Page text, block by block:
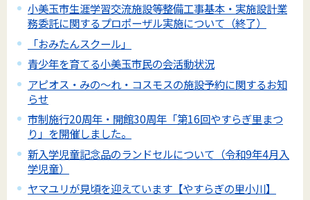
小美玉市生涯学習交流施設等整備工事基本・実施設計業
務委託に関するプロポーザル実施について（終了）
「おみたんスクール」
青少年を育てる小美玉市民の会活動状況
アピオス・みの～れ・コスモスの施設予約に関するお知
らせ
市制施行20周年・開館30周年「第16回やすらぎ里まつ
り」を開催しました。
新入学児童記念品のランドセルについて（令和9年4月入
学児童）
ヤマユリが見頃を迎えています【やすらぎの里小川】